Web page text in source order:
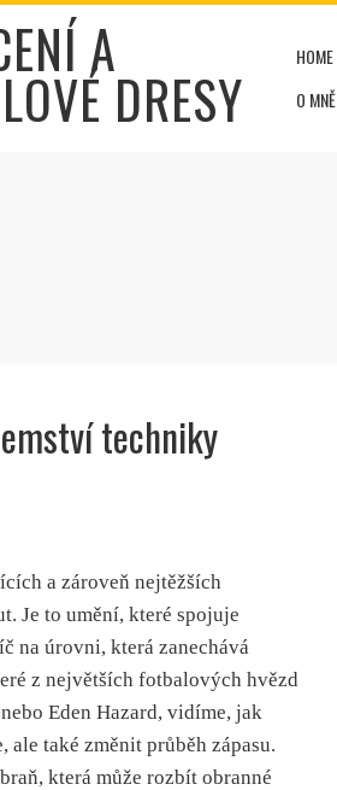
A
DRESY
HOME
O MNĚ
techniky
a zároveň nejtěžších
Je to umění, které spojuje
na úrovni, která zanechává
z největších fotbalových hvězd
Eden Hazard, vidíme, jak
také změnit průběh zápasu.
která může rozbít obranné